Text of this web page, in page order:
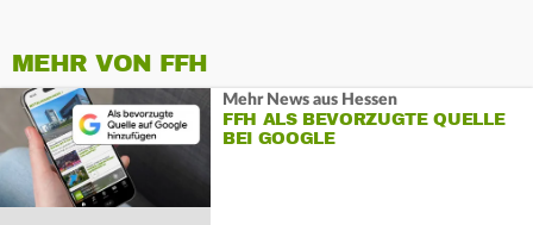
MEHR VON FFH
Mehr News aus Hessen
FFH ALS BEVORZUGTE QUELLE
BEI GOOGLE